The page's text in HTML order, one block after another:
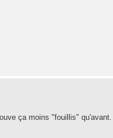
ça moins "fouillis" qu'avant.